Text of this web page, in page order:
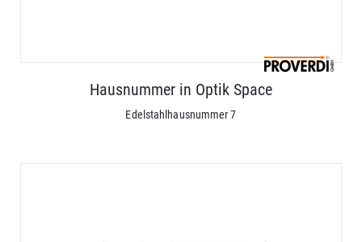
Hausnummer in Optik Space
Edelstahlhausnummer 7